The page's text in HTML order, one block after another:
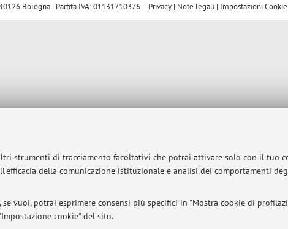
strumenti di tracciamento facoltativi che potrai attivare solo con il tuo
della comunicazione istituzionale e analisi dei comportamenti
vuoi, potrai esprimere consensi più specifici in "Mostra cookie di
cookie" del sito.
Bologna - Partita IVA: 01131710376 Privacy| Note legali| Impostazioni Cookie